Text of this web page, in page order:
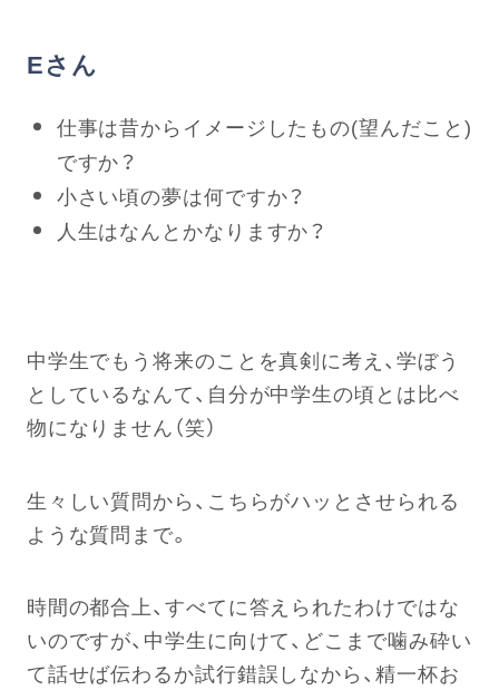
Eさん
仕事は昔からイメージしたもの(望んだこと)
ですか？
小さい頃の夢は何ですか？
人生はなんとかなりますか？
中学生でもう将来のことを真剣に考え、学ぼう
としているなんて、自分が中学生の頃とは比べ
物になりません（笑）
生々しい質問から、こちらがハッとさせられる
ような質問まで。
時間の都合上、すべてに答えられたわけではな
いのですが、中学生に向けて、どこまで噛み砕い
て話せば伝わるか試行錯誤しなから、精一杯お